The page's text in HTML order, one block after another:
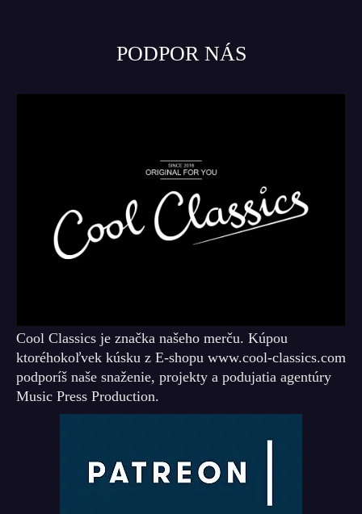
PODPOR NÁS
Cool Classics je značka našeho merču. Kúpou
ktoréhokoľvek kúsku z E-shopu www.cool-classics.com
podporíš naše snaženie, projekty a podujatia agentúry
Music Press Production.